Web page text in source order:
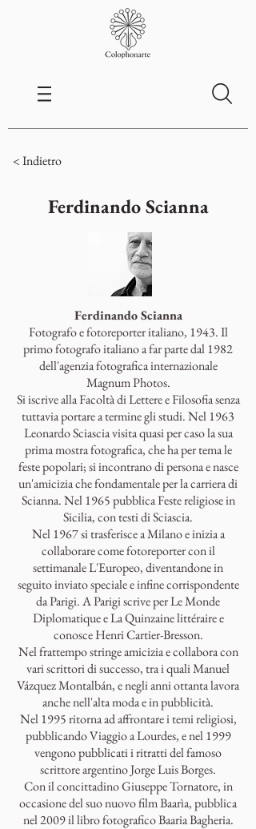
< Indietro
Ferdinando Scianna
Ferdinando Scianna
Fotografo e fotoreporter italiano, 1943. Il
primo fotografo italiano a far parte dal 1982
dell'agenzia fotografica internazionale
Magnum Photos.
Si iscrive alla Facoltà di Lettere e Filosofia senza
tuttavia portare a termine gli studi. Nel 1963
Leonardo Sciascia visita quasi per caso la sua
prima mostra fotografica, che ha per tema le
feste popolari; si incontrano di persona e nasce
un'amicizia che fondamentale per la carriera di
Scianna. Nel 1965 pubblica Feste religiose in
Sicilia, con testi di Sciascia.
Nel 1967 si trasferisce a Milano e inizia a
collaborare come fotoreporter con il
settimanale L'Europeo, diventandone in
seguito inviato speciale e infine corrispondente
da Parigi. A Parigi scrive per Le Monde
Diplomatique e La Quinzaine littéraire e
conosce Henri Cartier-Bresson.
Nel frattempo stringe amicizia e collabora con
vari scrittori di successo, tra i quali Manuel
Vázquez Montalbán, e negli anni ottanta lavora
anche nell'alta moda e in pubblicità.
Nel 1995 ritorna ad affrontare i temi religiosi,
pubblicando Viaggio a Lourdes, e nel 1999
vengono pubblicati i ritratti del famoso
scrittore argentino Jorge Luis Borges.
Con il concittadino Giuseppe Tornatore, in
occasione del suo nuovo film Baarìa, pubblica
nel 2009 il libro fotografico Baaria Bagheria.